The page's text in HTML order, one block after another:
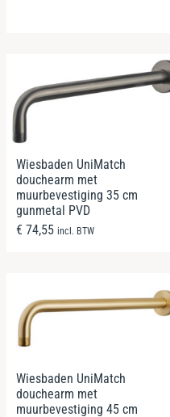
Wiesbaden UniMatch
douchearm met
muurbevestiging 35 cm
gunmetal PVD
€ 74,55 incl. BTW
Wiesbaden UniMatch
douchearm met
muurbevestiging 45 cm